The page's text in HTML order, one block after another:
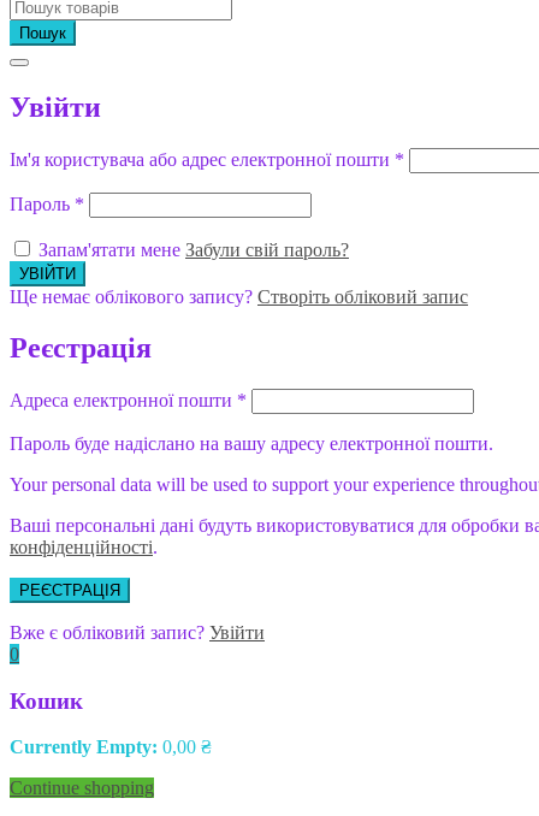
Пошук
Увійти
Ім'я користувача або адрес електронної пошти *
Пароль *
Запам'ятати мене Забули свій пароль?
Ще немає облікового запису? Створіть обліковий запис
Реєстрація
Адреса електронної пошти *
Пароль буде надіслано на вашу адресу електронної пошти.
Your personal data will be used to support your experience
Ваші персональні дані будуть використовуватися для
конфіденційності.
РЕЄСТРАЦІЯ
Вже є обліковий запис? Увійти
0
Кошик
Currently Empty: 0,00 ₴
Continue shopping